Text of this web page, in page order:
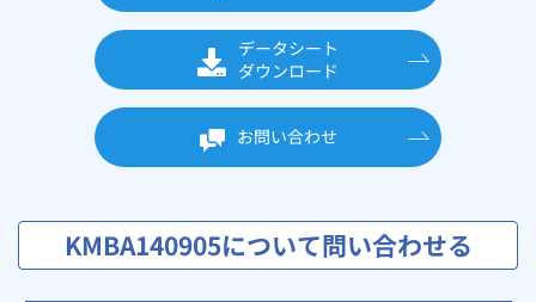
データシート
ダウンロード
お問い合わせ
KMBA140905について問い合わせる